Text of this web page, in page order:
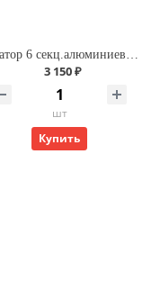
Радиатор 6 секц.алюминиевый ROMMER Optima 500 (RAL9016)
3 150 ₽
шт
Купить